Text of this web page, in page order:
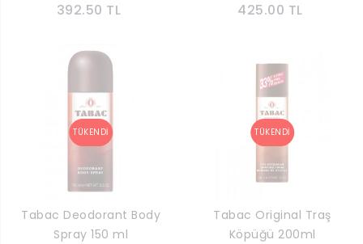
392.50 TL 425.00 TL
Tabac Deodorant Body
Spray 150 ml
Tabac Original Traş
Köpüğü 200ml